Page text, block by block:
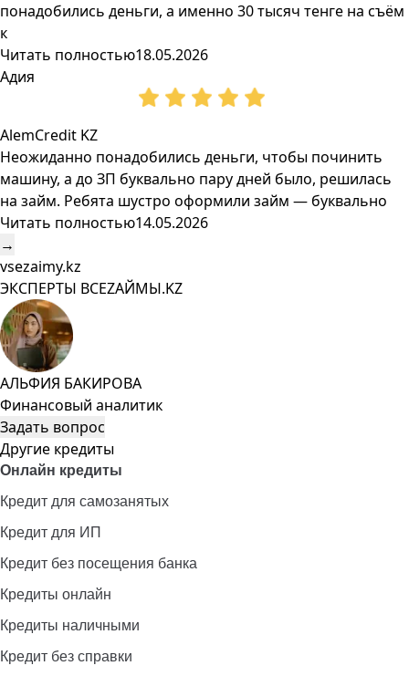
понадобились деньги, а именно 30 тысяч тенге на съём
к
Читать полностью18.05.2026
Адия
AlemCredit KZ
Неожиданно понадобились деньги, чтобы починить
машину, а до ЗП буквально пару дней было, решилась
на займ. Ребята шустро оформили займ — буквально
Читать полностью14.05.2026
→
vsezaimy.kz
ЭКСПЕРТЫ ВСЕZAЙМЫ.KZ
АЛЬФИЯ БАКИРОВА
Финансовый аналитик
Задать вопрос
Другие кредиты
Онлайн кредиты
Кредит для самозанятых
Кредит для ИП
Кредит без посещения банка
Кредиты онлайн
Кредиты наличными
Кредит без справки